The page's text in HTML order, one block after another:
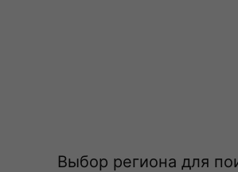
Выбор региона для